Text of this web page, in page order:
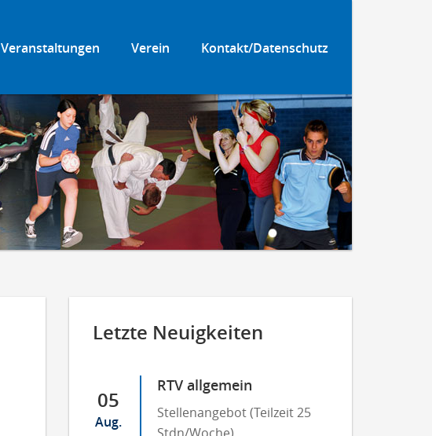
Kontakt/Datenschutz
Verein
Veranstaltungen
Letzte Neuigkeiten
05
Aug.
RTV allgemein
Stellenangebot (Teilzeit 25